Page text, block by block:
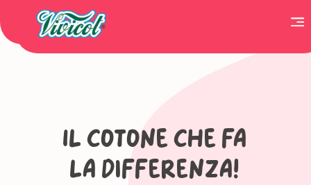
Il cotone che fa
la differenza!